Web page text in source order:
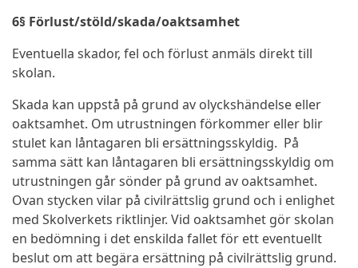
6§ Förlust/stöld/skada/oaktsamhet
Eventuella skador, fel och förlust anmäls direkt till
skolan.
Skada kan uppstå på grund av olyckshändelse eller
oaktsamhet. Om utrustningen förkommer eller blir
stulet kan låntagaren bli ersättningsskyldig. På
samma sätt kan låntagaren bli ersättningsskyldig om
utrustningen går sönder på grund av oaktsamhet.
Ovan stycken vilar på civilrättslig grund och i enlighet
med Skolverkets riktlinjer. Vid oaktsamhet gör skolan
en bedömning i det enskilda fallet för ett eventuellt
beslut om att begära ersättning på civilrättslig grund.